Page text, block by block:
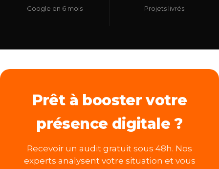
Google en 6 mois Projets livrés
Prêt à booster votre
présence digitale ?
Recevoir un audit gratuit sous 48h. Nos
experts analysent votre situation et vous